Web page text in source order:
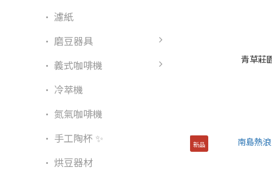
· 濾紙
· 磨豆器具
· 義式咖啡機
· 冷萃機
· 氮氣咖啡機
· 手工陶杯 ✨
· 烘豆器材
青草莊
新品